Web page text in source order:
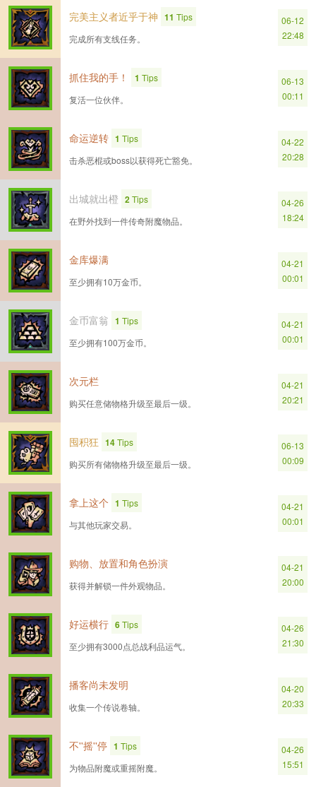
完美主义者近乎于神 11 Tips
完成所有支线任务。
06-12
22:48
抓住我的手！ 1 Tips
复活一位伙伴。
06-13
00:11
命运逆转 1 Tips
击杀恶棍或boss以获得死亡豁免。
04-22
20:28
出城就出橙 2Tips
在野外找到一件传奇附魔物品。
04-26
18:24
金库爆满
至少拥有10万金币。
04-21
00:01
金币富翁 1 Tips
至少拥有100万金币。
04-21
00:01
次元栏
购买任意储物格升级至最后一级。
04-21
20:21
囤积狂 14Tips
购买所有储物格升级至最后一级。
06-13
00:09
拿上这个 1 Tips
与其他玩家交易。
04-21
00:01
购物、放置和角色扮演
获得并解锁一件外观物品。
04-21
20:00
好运横行 6Tips
至少拥有3000点总战利品运气。
04-26
21:30
播客尚未发明
收集一个传说卷轴。
04-20
20:33
不''摇''停 1 Tips
为物品附魔或重摇附魔。
04-26
15:51